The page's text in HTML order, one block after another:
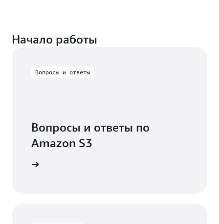
Начало работы
Вопросы и ответы
Вопросы и ответы по
Amazon S3